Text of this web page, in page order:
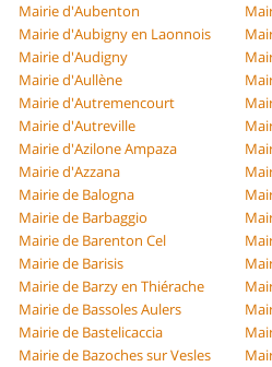
Mairie d'Aubenton
Mairie d'Aubigny en Laonnois
Mairie d'Audigny
Mairie d'Aullène
Mairie d'Autremencourt
Mairie d'Autreville
Mairie d'Azilone Ampaza
Mairie d'Azzana
Mairie de Balogna
Mairie de Barbaggio
Mairie de Barenton Cel
Mairie de Barisis
Mairie de Barzy en Thiérache
Mairie de Bassoles Aulers
Mairie de Bastelicaccia
Mairie de Bazoches sur Vesles